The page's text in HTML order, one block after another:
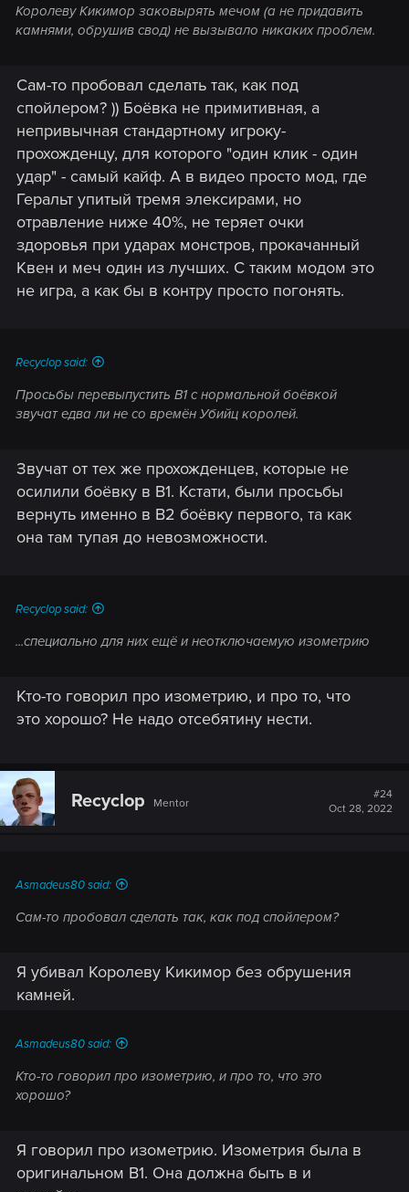
Королеву Кикимор заковырять мечом (а не придавить
камнями, обрушив свод) не вызывало никаких проблем.
Сам-то пробовал сделать так, как под
спойлером? )) Боёвка не примитивная, а
непривычная стандартному игроку-
прохожденцу, для которого "один клик - один
удар" - самый кайф. А в видео просто мод, где
Геральт упитый тремя элексирами, но
отравление ниже 40%, не теряет очки
здоровья при ударах монстров, прокачанный
Квен и меч один из лучших. С таким модом это
не игра, а как бы в контру просто погонять.
Recyclop said:
Просьбы перевыпустить В1 с нормальной боёвкой
звучат едва ли не со времён Убийц королей.
Звучат от тех же прохожденцев, которые не
осилили боёвку в В1. Кстати, были просьбы
вернуть именно в В2 боёвку первого, та как
она там тупая до невозможности.
Recyclop said:
...специально для них ещё и неотключаемую изометрию
Кто-то говорил про изометрию, и про то, что
это хорошо? Не надо отсебятину нести.
Recyclop Mentor
#24
Oct 28, 2022
Asmadeus80 said:
Сам-то пробовал сделать так, как под спойлером?
Я убивал Королеву Кикимор без обрушения
камней.
Asmadeus80 said:
Кто-то говорил про изометрию, и про то, что это
хорошо?
Я говорил про изометрию. Изометрия была в
оригинальном В1. Она должна быть в и